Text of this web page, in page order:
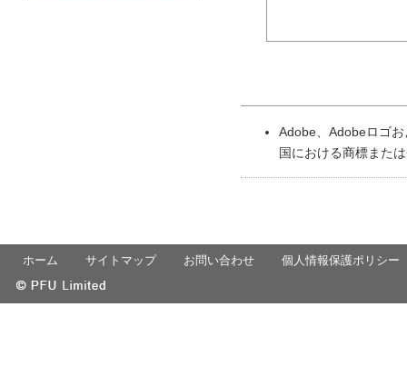
Adobe、Adobeロゴ
国における商標また
ホーム サイトマップ お問い合わせ 個人情報保護ポリシー